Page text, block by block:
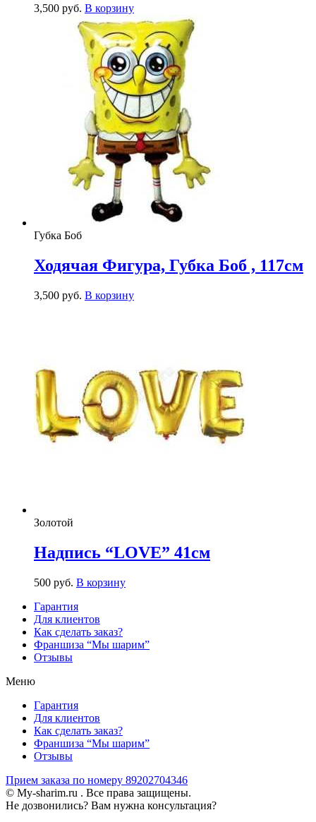
3,500 руб. В корзину
Губка Боб
Ходячая Фигура, Губка Боб , 117см
3,500 руб. В корзину
Золотой
Надпись “LOVE” 41см
500 руб. В корзину
Гарантия
Для клиентов
Как сделать заказ?
Франшиза “Мы шарим”
Отзывы
Меню
Гарантия
Для клиентов
Как сделать заказ?
Франшиза “Мы шарим”
Отзывы
Прием заказа по номеру 89202704346
© My-sharim.ru . Все права защищены.
Не дозвонились? Вам нужна консультация?